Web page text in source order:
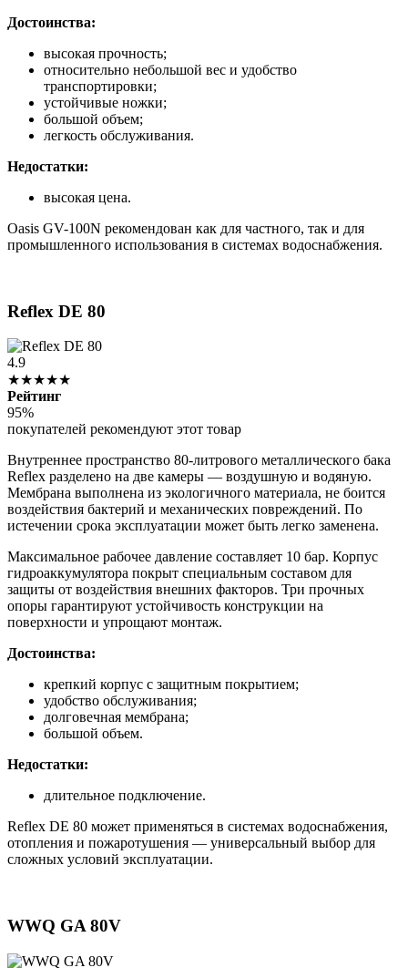
Достоинства:
высокая прочность;
относительно небольшой вес и удобство
транспортировки;
устойчивые ножки;
большой объем;
легкость обслуживания.
Недостатки:
высокая цена.
Oasis GV-100N рекомендован как для частного, так и для
промышленного использования в системах водоснабжения.
Reflex DE 80
4.9
★★★★★
Рейтинг
95%
покупателей рекомендуют этот товар
Внутреннее пространство 80-литрового металлического бака
Reflex разделено на две камеры — воздушную и водяную.
Мембрана выполнена из экологичного материала, не боится
воздействия бактерий и механических повреждений. По
истечении срока эксплуатации может быть легко заменена.
Максимальное рабочее давление составляет 10 бар. Корпус
гидроаккумулятора покрыт специальным составом для
защиты от воздействия внешних факторов. Три прочных
опоры гарантируют устойчивость конструкции на
поверхности и упрощают монтаж.
Достоинства:
крепкий корпус с защитным покрытием;
удобство обслуживания;
долговечная мембрана;
большой объем.
Недостатки:
длительное подключение.
Reflex DE 80 может применяться в системах водоснабжения,
отопления и пожаротушения — универсальный выбор для
сложных условий эксплуатации.
WWQ GA 80V